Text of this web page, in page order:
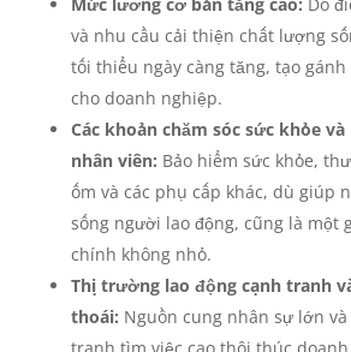
và nhu cầu cải thiện chất lượng
tối thiểu ngày càng tăng, tạo
cho doanh nghiệp.
Các khoản chăm sóc sức khỏe
nhân viên: Bảo hiểm sức khỏe,
ốm và các phụ cấp khác, dù giúp
sống người lao động, cũng là một
chính không nhỏ.
Thị trường lao động cạnh tranh
thoái: Nguồn cung nhân sự lớn